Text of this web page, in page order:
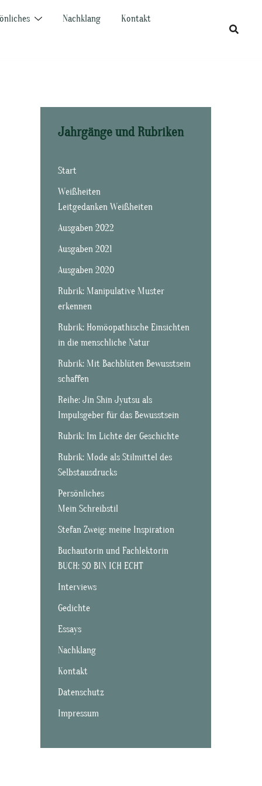
Nachklang Kontakt
Jahrgänge und Rubriken
Start
Weißheiten
Leitgedanken Weißheiten
Ausgaben 2022
Ausgaben 2021
Ausgaben 2020
Rubrik: Manipulative Muster
erkennen
Rubrik: Homöopathische Einsichten
in die menschliche Natur
Rubrik: Mit Bachblüten Bewusstsein
schaffen
Reihe: Jin Shin Jyutsu als
Impulsgeber für das Bewusstsein
Rubrik: Im Lichte der Geschichte
Rubrik: Mode als Stilmittel des
Selbstausdrucks
Persönliches
Mein Schreibstil
Stefan Zweig: meine Inspiration
Buchautorin und Fachlektorin
BUCH: SO BIN ICH ECHT
Interviews
Gedichte
Essays
Nachklang
Kontakt
Datenschutz
Impressum